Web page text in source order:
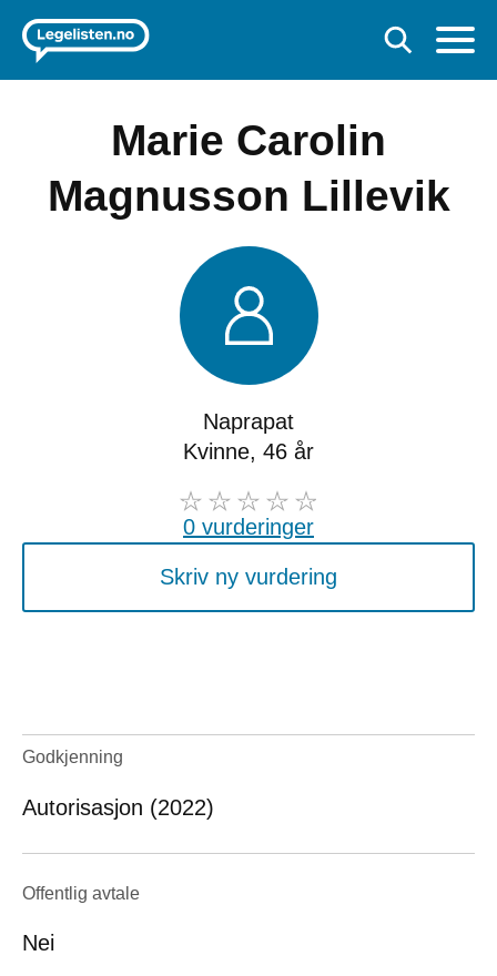
Marie Carolin
Magnusson Lillevik
Naprapat
Kvinne, 46 år
0 vurderinger
Skriv ny vurdering
Godkjenning
Autorisasjon (2022)
Offentlig avtale
Nei